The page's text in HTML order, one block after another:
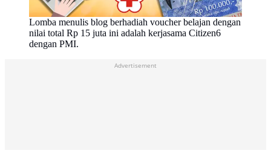
Lomba menulis blog berhadiah voucher belajan dengan
nilai total Rp 15 juta ini adalah kerjasama Citizen6
dengan PMI.
Advertisement